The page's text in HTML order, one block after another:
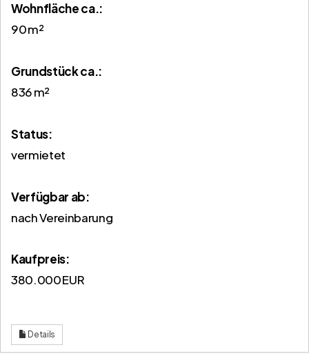
Wohnfläche ca.:
90 m²
Grund­stück ca.:
836 m²
Status:
vermietet
Verfügbar ab:
nach Vereinbarung
Kaufpreis:
380.000 EUR
Details